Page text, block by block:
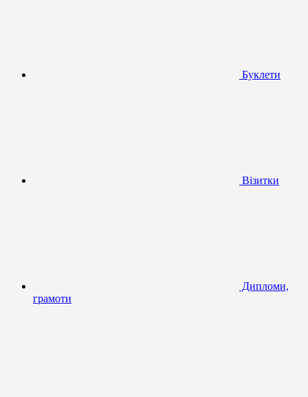
Буклети
Візитки
Дипломи,
грамоти